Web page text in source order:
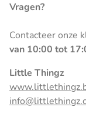
Vragen?
Contacteer onze
van 10:00 tot
Little Thingz